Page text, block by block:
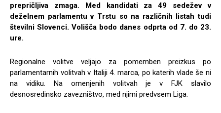
prepričljiva zmaga. Med kandidati za 49 sedežev v
deželnem parlamentu v Trstu so na različnih listah tudi
številni Slovenci. Volišča bodo danes odprta od 7. do 23.
ure.
Regionalne volitve veljajo za pomemben preizkus po
parlamentarnih volitvah v Italiji 4. marca, po katerih vlade še ni
na vidiku. Na omenjenih volitvah je v FJK slavilo
desnosredinsko zavezništvo, med njimi predvsem Liga.